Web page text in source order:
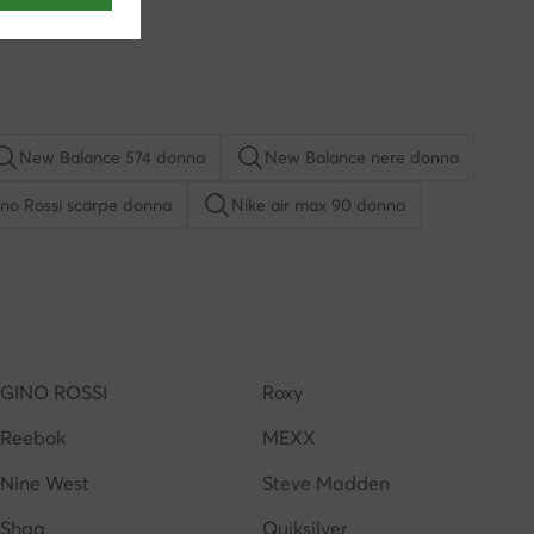
New Balance 574 donna New Balance nere donna
Rossi scarpe donna Nike air max 90 donna
GINO ROSSI
Roxy
Reebok
MEXX
Nine West
Steve Madden
Shaq
Quiksilver